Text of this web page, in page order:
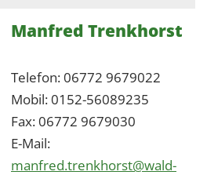
Manfred Trenkhorst
Telefon: 06772 9679022
Mobil: 0152-56089235
Fax: 06772 9679030
E-Mail:
manfred.trenkhorst@wald-